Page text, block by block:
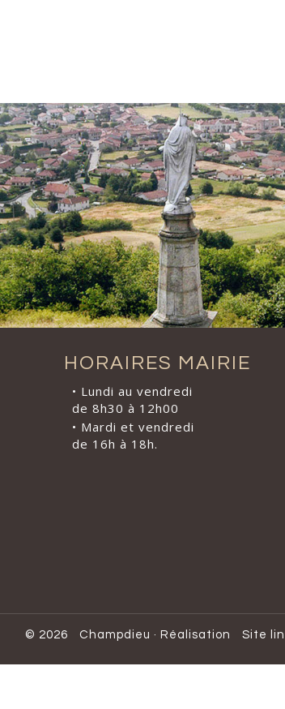
HORAIRES MAIRIE
• Lundi au vendredi
de 8h30 à 12h00
• Mardi et vendredi
de 16h à 18h.
© 2026 Champdieu · Réalisation Site